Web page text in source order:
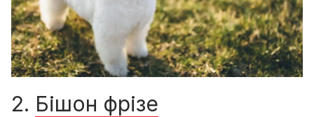
2. Бішон фрізе